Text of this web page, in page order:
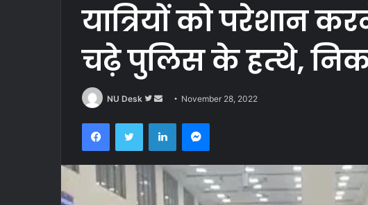
यात्रियों को परेशान
चढ़े पुलिस के हत्थे,
NU Desk
Follow
Twitter
Send November 28, 2022
FacebookTwitter LinkedInMessenger